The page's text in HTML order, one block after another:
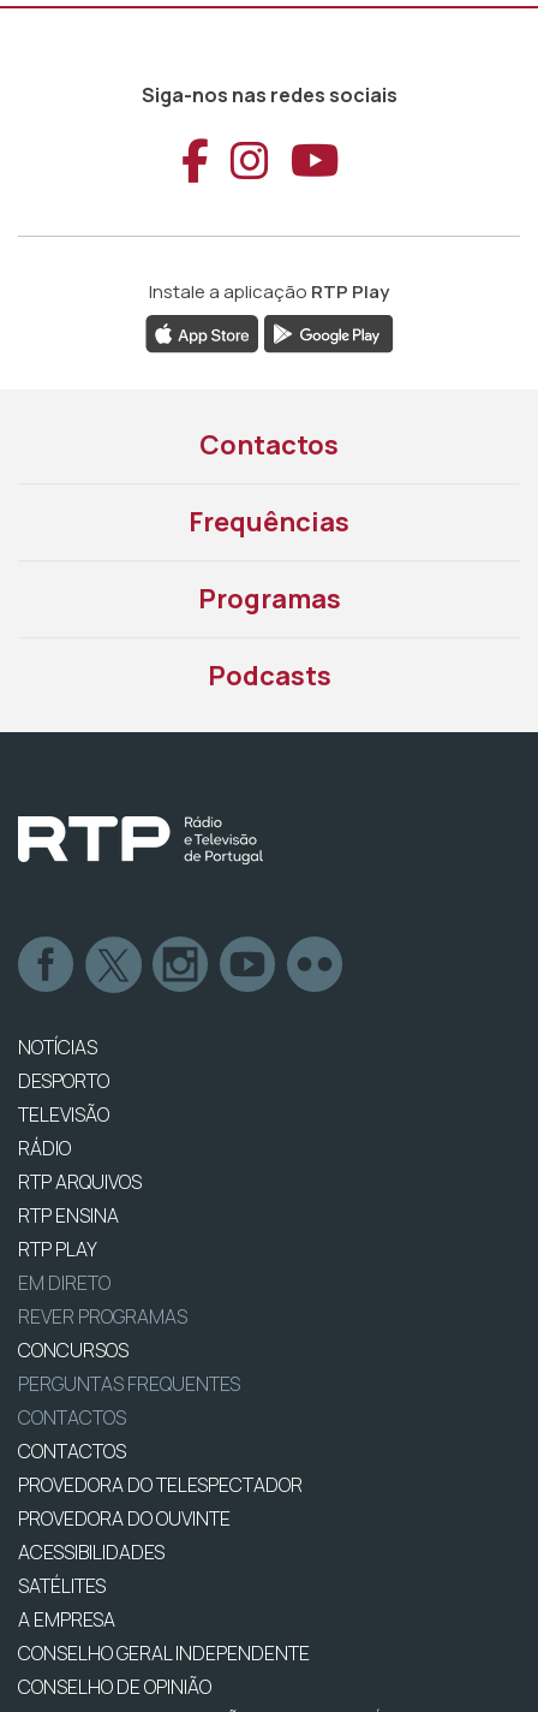
Siga-nos nas redes sociais
Aceder ao
Aceder ao
Aceder
Instale a aplicação RTP Play
Contactos
Frequências
Programas
Podcasts
NOTÍCIAS
DESPORTO
TELEVISÃO
RÁDIO
RTP ARQUIVOS
RTP ENSINA
RTP PLAY
EM DIRETO
REVER PROGRAMAS
CONCURSOS
PERGUNTAS FREQUENTES
CONTACTOS
CONTACTOS
PROVEDORA DO TELESPECTADOR
PROVEDORA DO OUVINTE
ACESSIBILIDADES
SATÉLITES
A EMPRESA
CONSELHO GERAL INDEPENDENTE
CONSELHO DE OPINIÃO